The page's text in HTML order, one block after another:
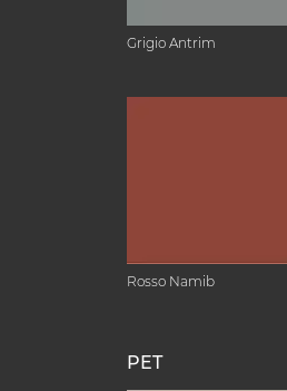
Grigio Antrim
Rosso Namib
PET